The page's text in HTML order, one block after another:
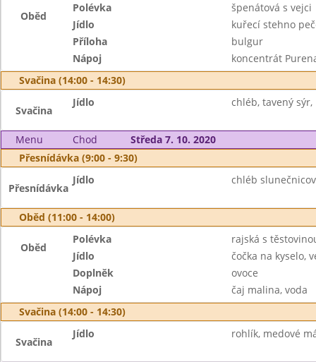
Oběd
Polévka
špenátová s vejci
Jídlo
kuřecí stehno
Příloha
bulgur
Nápoj
koncentrát
Svačina (14:00 - 14:30)
Svačina
Jídlo chléb, tavený sýr,
Menu Chod
Středa 7. 10. 2020
Přesnídávka (9:00 - 9:30)
Přesnídávka
Jídlo chléb
Oběd (11:00 - 14:00)
Oběd
Polévka
rajská s
Jídlo
čočka na kyselo,
Doplněk
ovoce
Nápoj
čaj malina, voda
Svačina (14:00 - 14:30)
Svačina
Jídlo rohlík, medové